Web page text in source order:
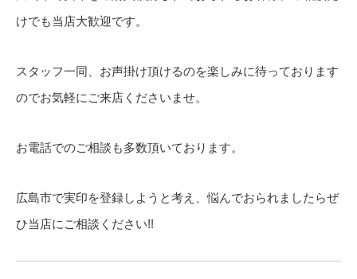
けでも当店大歓迎です。
スタッフ一同、お声掛け頂けるのを楽しみに待っております
のでお気軽にご来店くださいませ。
お電話でのご相談も多数頂いております。
広島市で実印を登録しようと考え、悩んでおられましたらぜ
ひ当店にご相談ください!!